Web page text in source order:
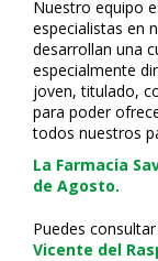
Nuestro equipo
especialistas en
desarrollan una
especialmente
joven, titulado,
para poder
todos nuestros
La Farmacia
de Agosto.
Puedes
Vicente del